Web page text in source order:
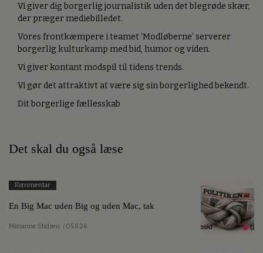
Vi giver dig borgerlig journalistik uden det blegrøde skær,
der præger mediebilledet.
Vores frontkæmpere i teamet ’Modløberne’ serverer
borgerlig kulturkamp med bid, humor og viden.
Vi giver kontant modspil til tidens trends.
Vi gør det attraktivt at være sig sin borgerlighed bekendt.
Dit borgerlige fællesskab
Det skal du også læse
Kommentar
En Big Mac uden Big og uden Mac, tak
Marianne Stidsen / 05.8.26